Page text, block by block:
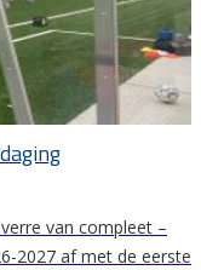
van compleet –
2027 af met de eerste